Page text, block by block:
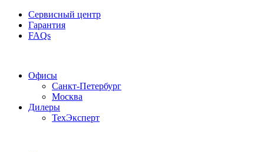
Сервисный центр
Гарантия
FAQs
Офисы
Санкт-Петербург
Москва
Дилеры
ТехЭксперт